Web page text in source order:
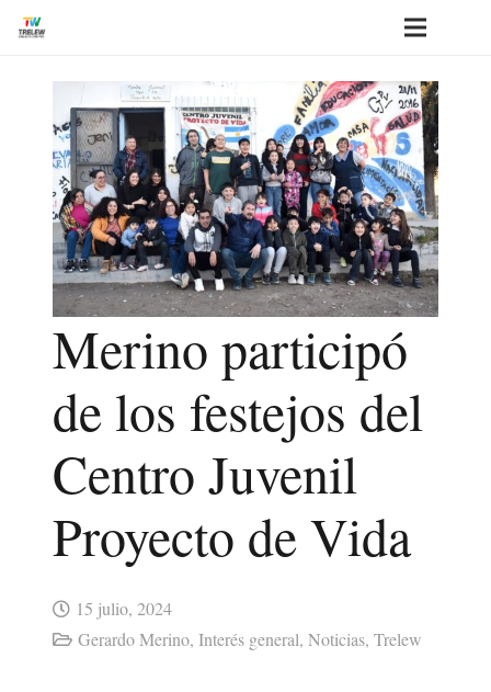
Merino participó
de los festejos del
Centro Juvenil
Proyecto de Vida
15 julio, 2024
Gerardo Merino, Interés general, Noticias, Trelew